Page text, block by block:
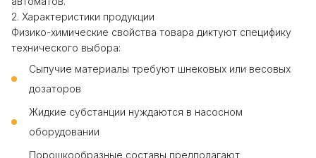
2. Характеристики продукции
Физико-химические свойства товара диктуют специфику
технического выбора:
Сыпучие материалы требуют шнековых или весовых
дозаторов
Жидкие субстанции нуждаются в насосном
оборудовании
Порошкообразные составы предполагают